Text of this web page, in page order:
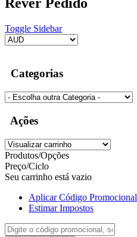
Toggle Sidebar
Categorias
Ações
Produtos/Opções
Preço/Ciclo
Seu carrinho está vazio
Aplicar Código Promocional
Estimar Impostos